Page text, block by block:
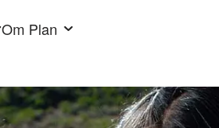
Om Plan